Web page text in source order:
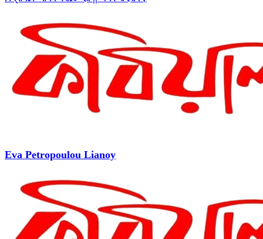
Eva Petropoulou Lianoy